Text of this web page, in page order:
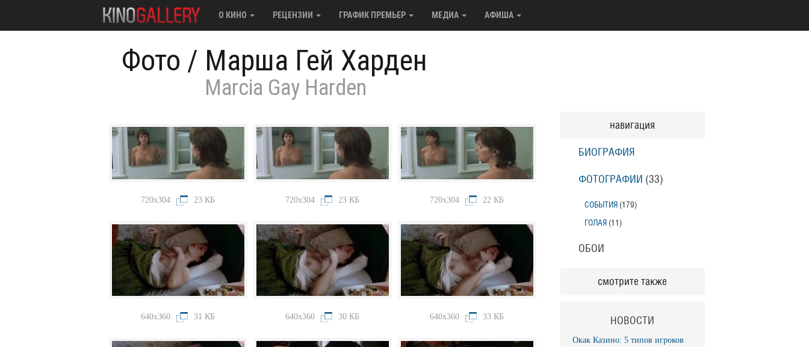
О КИНО РЕЦЕНЗИИ ГРАФИК ПРЕМЬЕР МЕДИА АФИША
Фото / Марша Гей Харден
Marcia Gay Harden
720x304 23 КБ 720x304 23 КБ 720x304 22 КБ
640x360 31 КБ 640x360 30 КБ 640x360 33 КБ
навигация
БИОГРАФИЯ
ФОТОГРАФИИ (33)
СОБЫТИЯ (179)
ГОЛАЯ (11 )
ОБОИ
смотрите также
НОВОСТИ
Окак Казино: 5 типов игроков